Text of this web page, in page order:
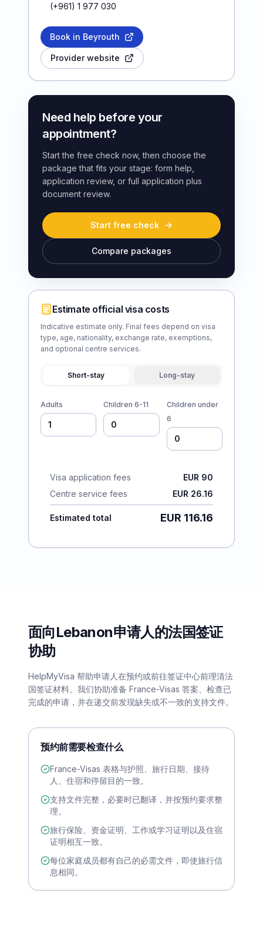
(+961) 1 977 030
Book in Beyrouth
Provider website
Need help before your
appointment?
Start the free check now, then choose the
package that fits your stage: form help,
application review, or full application plus
document review.
Start free check
Compare packages
Estimate official visa costs
Indicative estimate only. Final fees depend on visa
type, age, nationality, exchange rate, exemptions,
and optional centre services.
Short-stay Long-stay
Adults Children 6-11
Children under
6
Visa application fees
EUR 90
Centre service fees
EUR 26.16
Estimated total EUR 116.16
面向Lebanon申请人的法国签证
协助
HelpMyVisa 帮助申请人在预约或前往签证中心前理清法
国签证材料。我们协助准备 France-Visas 答案、检查已
完成的申请，并在递交前发现缺失或不一致的支持文件。
预约前需要检查什么
France-Visas 表格与护照、旅行日期、接待
人、住宿和停留目的一致。
支持文件完整，必要时已翻译，并按预约要求整
理。
旅行保险、资金证明、工作或学习证明以及住宿
证明相互一致。
每位家庭成员都有自己的必需文件，即使旅行信
息相同。